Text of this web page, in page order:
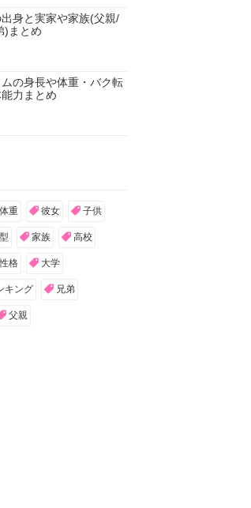
身と実家や家族(父親/
)まとめ
の身長や体重・バク転
力まとめ
体重 彼女 子供
家族 高校
性格 大学
キング 兄弟
父親